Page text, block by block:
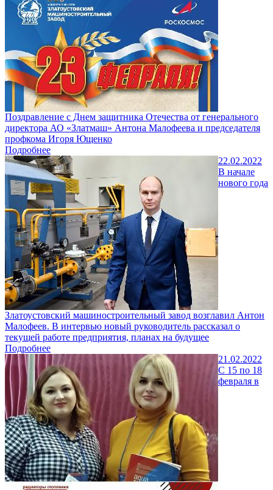
Поздравление с Днем защитника Отечества от генерального
директора АО «Златмаш» Антона Малофеева и председателя
профкома Игоря Ющенко
Подробнее
22.02.2022
В начале
нового года
Златоустовский машиностроительный завод возглавил Антон
Малофеев. В интервью новый руководитель рассказал о
текущей работе предприятия, планах на будущее
Подробнее
21.02.2022
С 15 по 18
февраля в